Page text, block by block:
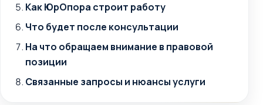
Как ЮрОпора строит работу
Что будет после консультации
На что обращаем внимание в правовой
позиции
Связанные запросы и нюансы услуги